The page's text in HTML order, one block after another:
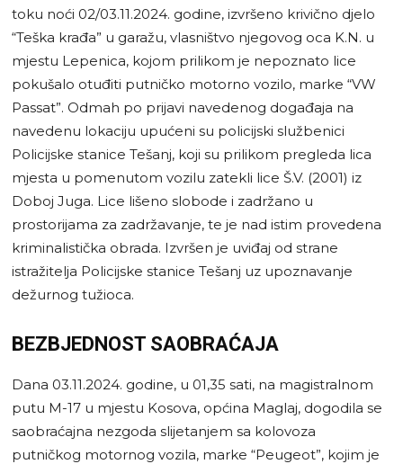
toku noći 02/03.11.2024. godine, izvršeno krivično djelo
“Teška krađa” u garažu, vlasništvo njegovog oca K.N. u
mjestu Lepenica, kojom prilikom je nepoznato lice
pokušalo otuđiti putničko motorno vozilo, marke “VW
Passat”. Odmah po prijavi navedenog događaja na
navedenu lokaciju upućeni su policijski službenici
Policijske stanice Tešanj, koji su prilikom pregleda lica
mjesta u pomenutom vozilu zatekli lice Š.V. (2001) iz
Doboj Juga. Lice lišeno slobode i zadržano u
prostorijama za zadržavanje, te je nad istim provedena
kriminalistička obrada. Izvršen je uviđaj od strane
istražitelja Policijske stanice Tešanj uz upoznavanje
dežurnog tužioca.
BEZBJEDNOST SAOBRAĆAJA
Dana 03.11.2024. godine, u 01,35 sati, na magistralnom
putu M-17 u mjestu Kosova, općina Maglaj, dogodila se
saobraćajna nezgoda slijetanjem sa kolovoza
putničkog motornog vozila, marke “Peugeot”, kojim je